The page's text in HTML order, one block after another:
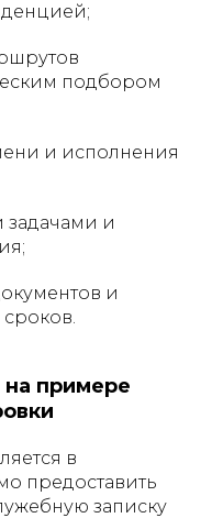
подбором
и исполнения
задачами и
и
на примере
в
предоставить
записку